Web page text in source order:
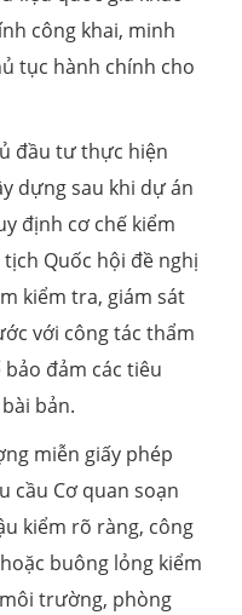
công khai, minh
tục hành chính cho
đầu tư thực hiện
dựng sau khi dự án
định cơ chế kiểm
Quốc hội đề nghị
kiểm tra, giám sát
với công tác thẩm
đảm các tiêu
bản.
miễn giấy phép
cầu Cơ quan soạn
kiểm rõ ràng, công
buông lỏng kiểm
trường, phòng